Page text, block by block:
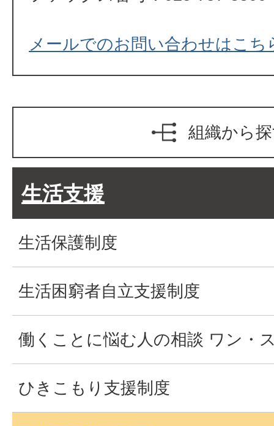
メールでのお問い合わせはこち
組織から
生活支援
生活保護制度
生活困窮者自立支援制度
働くことに悩む人の相談 ワン・
ひきこもり支援制度